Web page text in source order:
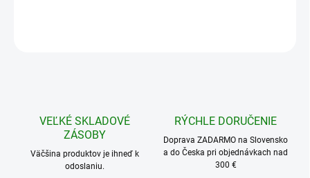
VEĽKÉ SKLADOVÉ
ZÁSOBY
Väčšina produktov je ihneď k
odoslaniu.
RÝCHLE DORUČENIE
Doprava ZADARMO na Slovensko
a do Česka pri objednávkach nad
300 €